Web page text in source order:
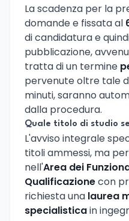
La scadenza per la
domande e fissata al
di candidatura e
pubblicazione,
tratta di un termine
pervenute oltre tale
minuti, saranno
dalla procedura.
Quale titolo di studio
L'avviso integrale
titoli ammessi, ma
nell'Area dei
Qualificazionecon
richiesta una laurea
specialisticain